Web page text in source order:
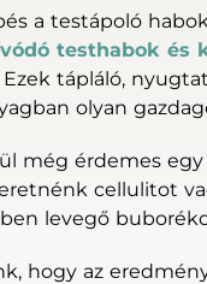
a testápoló
testhabok és
tápláló,
olyan
még érdemes
cellulitot
levegő
hogy az